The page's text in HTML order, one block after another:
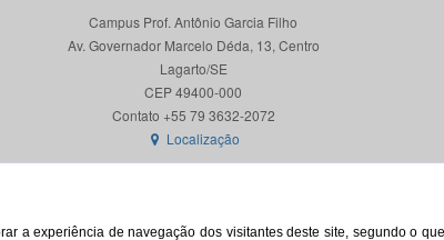
a experiência de navegação dos visitantes deste site, segundo o
Campus Prof. Antônio Garcia Filho
Av. Governador Marcelo Déda, 13, Centro
Lagarto/SE
CEP 49400-000
Localização